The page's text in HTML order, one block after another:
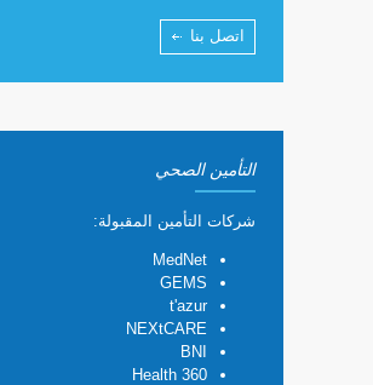
اتصل بنا
التأمين الصحي
شركات التأمين المقبولة:
MedNet
GEMS
t'azur
NEXtCARE
BNI
Health 360